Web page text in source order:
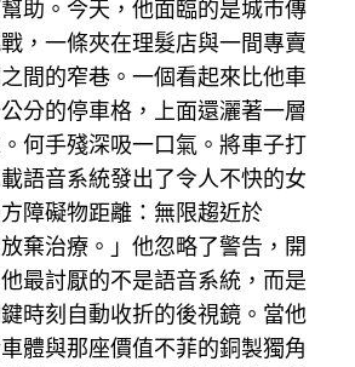
助。今天，他面臨的是城市傳
，一條夾在理髮店與一間專賣
間的窄巷。一個看起來比他車
分的停車格，上面還灑著一層
何手殘深吸一口氣。將車子打
語音系統發出了令人不快的女
障礙物距離：無限趨近於
棄治療。」他忽略了警告，開
最討厭的不是語音系統，而是
時刻自動收折的後視鏡。當他
體與那座價值不菲的銅製獨角